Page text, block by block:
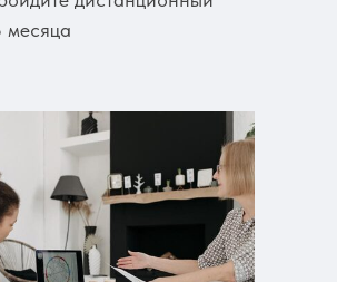
месяца